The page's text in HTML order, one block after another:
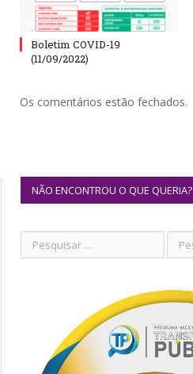
Boletim COVID-19
(11/09/2022)
Os comentários estão fechados.
NÃO ENCONTROU O QUE QUERIA?